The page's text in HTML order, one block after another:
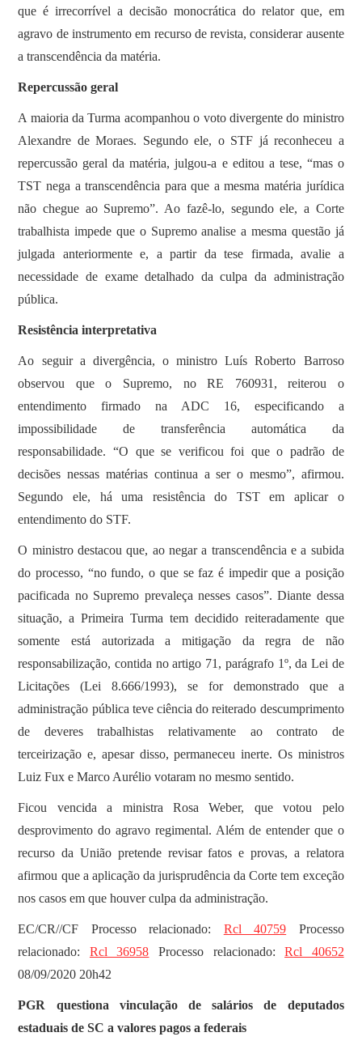
que é irrecorrível a decisão monocrática do relator que, em
agravo de instrumento em recurso de revista, considerar ausente
a transcendência da matéria.
Repercussão geral
A maioria da Turma acompanhou o voto divergente do ministro
Alexandre de Moraes. Segundo ele, o STF já reconheceu a
repercussão geral da matéria, julgou-a e editou a tese, “mas o
TST nega a transcendência para que a mesma matéria jurídica
não chegue ao Supremo”. Ao fazê-lo, segundo ele, a Corte
trabalhista impede que o Supremo analise a mesma questão já
julgada anteriormente e, a partir da tese firmada, avalie a
necessidade de exame detalhado da culpa da administração
pública.
Resistência interpretativa
Ao seguir a divergência, o ministro Luís Roberto Barroso
observou que o Supremo, no RE 760931, reiterou o
entendimento firmado na ADC 16, especificando a
impossibilidade de transferência automática da
responsabilidade. “O que se verificou foi que o padrão de
decisões nessas matérias continua a ser o mesmo”, afirmou.
Segundo ele, há uma resistência do TST em aplicar o
entendimento do STF.
O ministro destacou que, ao negar a transcendência e a subida
do processo, “no fundo, o que se faz é impedir que a posição
pacificada no Supremo prevaleça nesses casos”. Diante dessa
situação, a Primeira Turma tem decidido reiteradamente que
somente está autorizada a mitigação da regra de não
responsabilização, contida no artigo 71, parágrafo 1º, da Lei de
Licitações (Lei 8.666/1993), se for demonstrado que a
administração pública teve ciência do reiterado descumprimento
de deveres trabalhistas relativamente ao contrato de
terceirização e, apesar disso, permaneceu inerte. Os ministros
Luiz Fux e Marco Aurélio votaram no mesmo sentido.
Ficou vencida a ministra Rosa Weber, que votou pelo
desprovimento do agravo regimental. Além de entender que o
recurso da União pretende revisar fatos e provas, a relatora
afirmou que a aplicação da jurisprudência da Corte tem exceção
nos casos em que houver culpa da administração.
EC/CR//CF Processo relacionado: Rcl 40759 Processo
relacionado: Rcl 36958 Processo relacionado:Rcl 40652
08/09/2020 20h42
PGR questiona vinculação de salários de deputados
estaduais de SC a valores pagos a federais